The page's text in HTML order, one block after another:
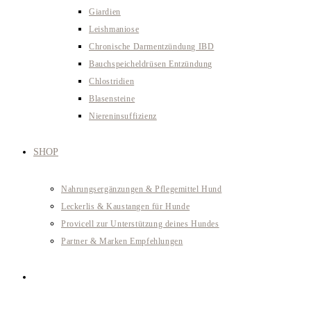
Giardien
Leishmaniose
Chronische Darmentzündung IBD
Bauchspeicheldrüsen Entzündung
Chlostridien
Blasensteine
Niereninsuffizienz
SHOP
Nahrungsergänzungen & Pflegemittel Hund
Leckerlis & Kaustangen für Hunde
Provicell zur Unterstützung deines Hundes
Partner & Marken Empfehlungen